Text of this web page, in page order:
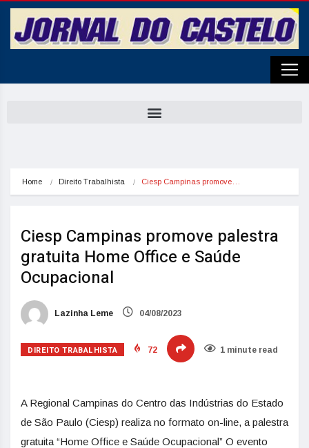
Home Direito Trabalhista Ciesp Campinas promove…
Ciesp Campinas promove palestra
gratuita Home Office e Saúde
Ocupacional
Lazinha Leme 04/08/2023
DIREITO TRABALHISTA 72 1 minute read
A Regional Campinas do Centro das Indústrias do Estado
de São Paulo (Ciesp) realiza no formato on-line, a palestra
gratuita “Home Office e Saúde Ocupacional” O evento